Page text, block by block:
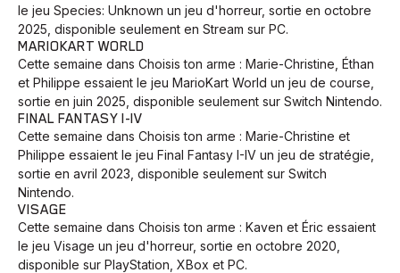
le jeu Species: Unknown un jeu d'horreur, sortie en octobre
2025, disponible seulement en Stream sur PC.
MARIOKART WORLD
Cette semaine dans Choisis ton arme : Marie-Christine, Éthan
et Philippe essaient le jeu MarioKart World un jeu de course,
sortie en juin 2025, disponible seulement sur Switch Nintendo.
FINAL FANTASY I-IV
Cette semaine dans Choisis ton arme : Marie-Christine et
Philippe essaient le jeu Final Fantasy I-IV un jeu de stratégie,
sortie en avril 2023, disponible seulement sur Switch
Nintendo.
VISAGE
Cette semaine dans Choisis ton arme : Kaven et Éric essaient
le jeu Visage un jeu d'horreur, sortie en octobre 2020,
disponible sur PlayStation, XBox et PC.